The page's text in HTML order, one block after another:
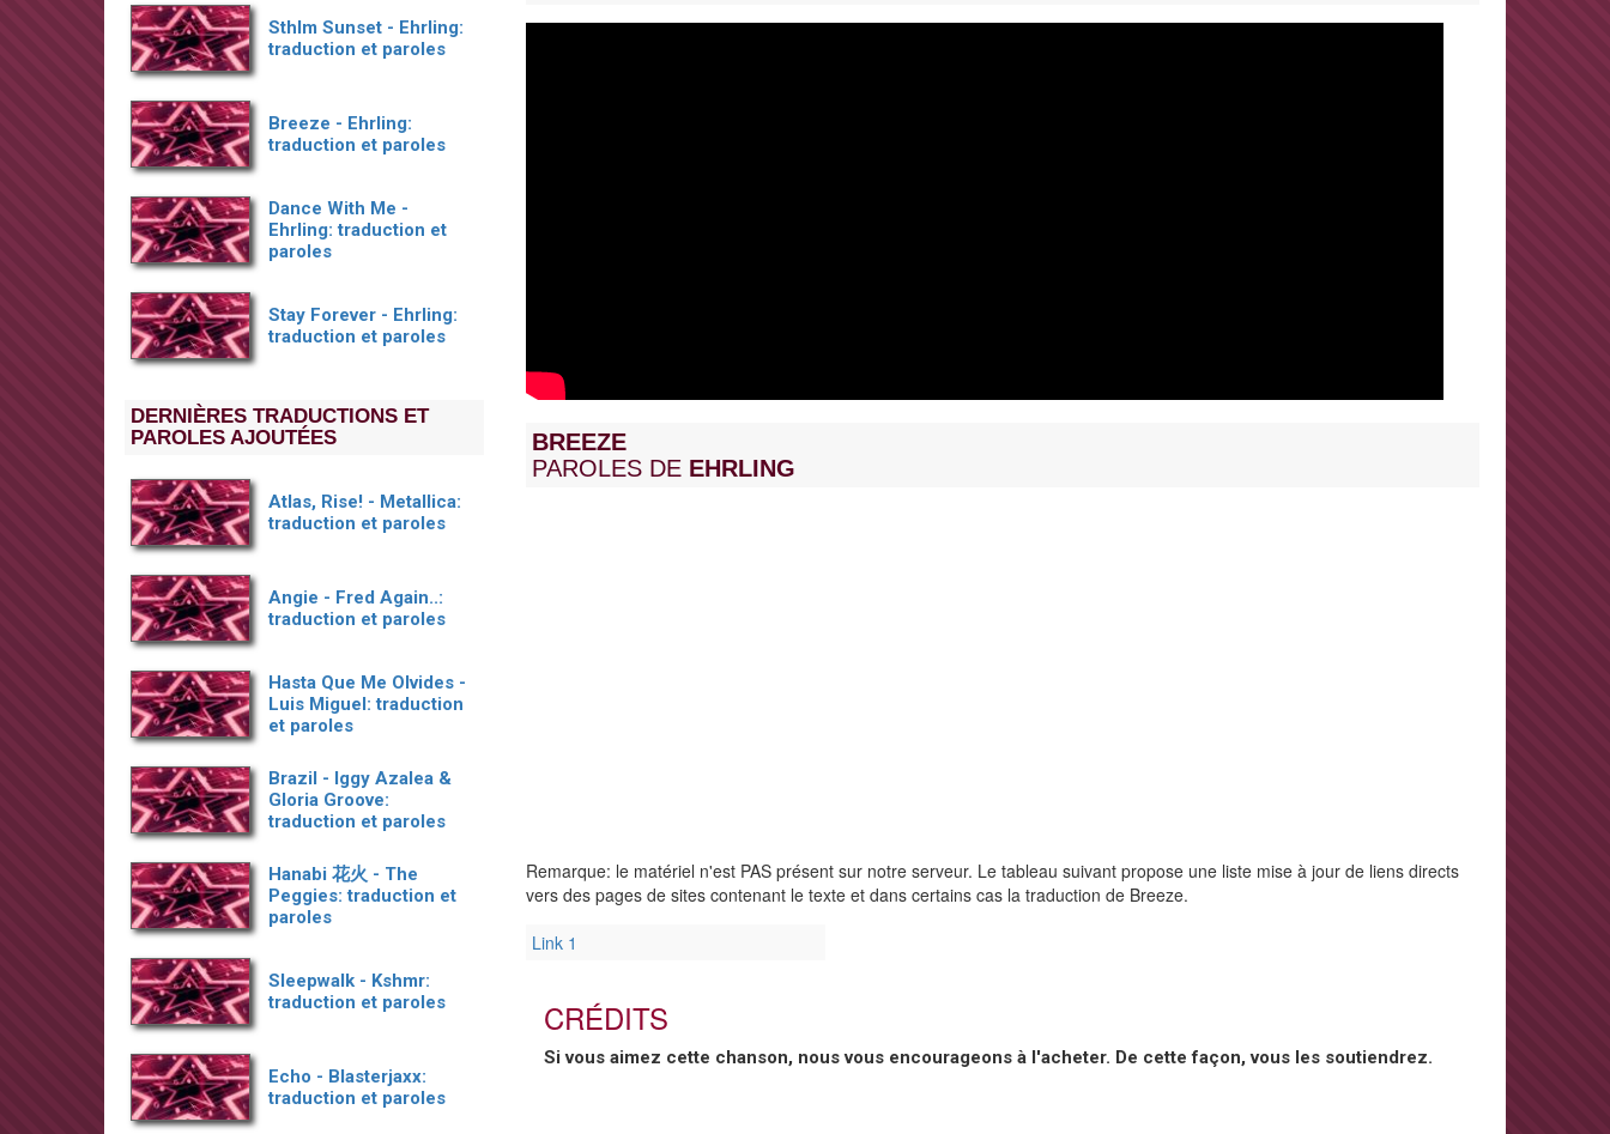
BREEZE
PAROLES DE EHRLING
Remarque: le matériel n'est PAS présent sur notre serveur. Le tableau suivant propose une liste mise à jour de liens directs
vers des pages de sites contenant le texte et dans certains cas la traduction de Breeze.
Link 1
CRÉDITS
Si vous aimez cette chanson, nous vous encourageons à l'acheter. De cette façon, vous les soutiendrez.
Sthlm Sunset - Ehrling:
traduction et paroles
Breeze - Ehrling:
traduction et paroles
Dance With Me -
Ehrling: traduction et
paroles
Stay Forever - Ehrling:
traduction et paroles
DERNIÈRES TRADUCTIONS ET
PAROLES AJOUTÉES
Atlas, Rise! - Metallica:
traduction et paroles
Angie - Fred Again..:
traduction et paroles
Hasta Que Me Olvides -
Luis Miguel: traduction
et paroles
Brazil - Iggy Azalea &
Gloria Groove:
traduction et paroles
Hanabi 花火 - The
Peggies: traduction et
paroles
Sleepwalk - Kshmr:
traduction et paroles
Echo - Blasterjaxx:
traduction et paroles